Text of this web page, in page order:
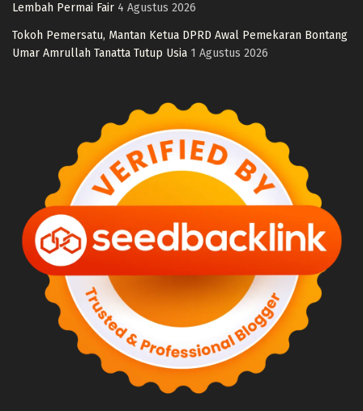
Lembah Permai Fair 4 Agustus 2026
Tokoh Pemersatu, Mantan Ketua DPRD Awal Pemekaran Bontang
Umar Amrullah Tanatta Tutup Usia 1 Agustus 2026